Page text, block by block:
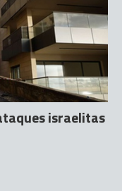
israelitas